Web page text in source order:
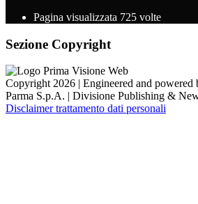
Pagina visualizzata 725 volte
Sezione Copyright
Copyright 2026 | Engineered and powered
Parma S.p.A. | Divisione Publishing &
Disclaimer trattamento dati personali